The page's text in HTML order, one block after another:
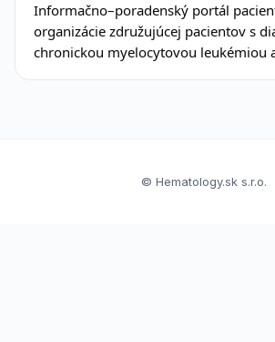
Informačno–poradenský portál
organizácie združujúcej pacientov s
chronickou myelocytovou leukémiou
© Hematology.sk s.r.o.